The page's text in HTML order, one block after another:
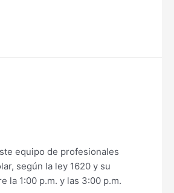
equipo de profesionales
según la ley 1620 y su
la 1:00 p.m. y las 3:00 p.m.